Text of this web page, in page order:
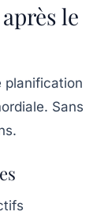
le
planification
Sans